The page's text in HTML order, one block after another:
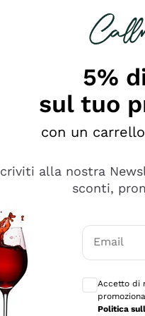
è male ma secondo
5%
sul tuo
con un
alla nostra
sconti,
Email
Accetto di
Politica